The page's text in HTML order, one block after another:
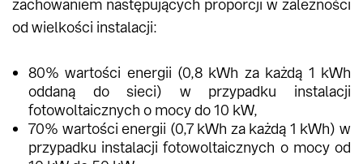
zachowaniem następujących proporcji w zależności
od wielkości instalacji:
80% wartości energii (0,8 kWh za każdą 1 kWh
oddaną do sieci) w przypadku instalacji
fotowoltaicznych o mocy do 10 kW,
70% wartości energii (0,7 kWh za każdą 1 kWh) w
przypadku instalacji fotowoltaicznych o mocy od